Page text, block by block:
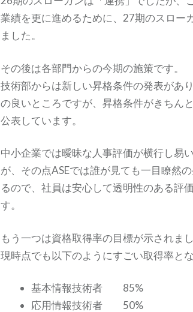
業績を更に進めるために、27期のスロー
ました。
その後は各部門からの今期の施策です。
技術部からは新しい昇格条件の発表があ
の良いところですが、昇格条件がきちん
公表しています。
中小企業では曖昧な人事評価が横行し易
が、その点ASEでは誰が見ても一目瞭然
るので、社員は安心して透明性のある評
す。
もう一つは資格取得率の目標が示されまし
現時点でも以下のようにすごい取得率とな
基本情報技術者 85%
応用情報技術者 50%